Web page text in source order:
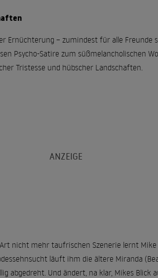
Ernüchterung – zumindest für alle Freunde
Psycho-Satire zum süßmelancholischen
Tristesse und hübscher Landschaften.
nicht mehr taufrischen Szenerie lernt
läuft ihm die ältere Miranda
abgedreht. Und ändert, na klar, Mikes Blick